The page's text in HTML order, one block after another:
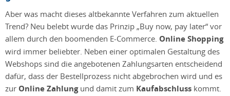
Aber was macht dieses altbekannte Verfahren zum aktuellen
Trend? Neu belebt wurde das Prinzip „Buy now, pay later“ vor
allem durch den boomenden E-Commerce. Online Shopping
wird immer beliebter. Neben einer optimalen Gestaltung des
Webshops sind die angebotenen Zahlungsarten entscheidend
dafür, dass der Bestellprozess nicht abgebrochen wird und es
zur Online Zahlungund damit zum Kaufabschluss kommt.